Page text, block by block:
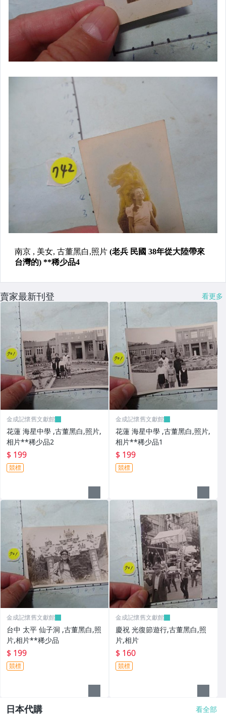
賣家最新刊登 看更多
金成記懷舊文獻館
花蓮 海星中學 ,古董黑白,照片,
相片**稀少品2
$ 199
競標
金成記懷舊文獻館
花蓮 海星中學 ,古董黑白,照片,
相片**稀少品1
$ 199
競標
金成記懷舊文獻館
台中 太平 仙子洞 ,古董黑白,照
片,相片**稀少品
$ 199
競標
金成記懷舊文獻館
慶祝 光復節遊行,古董黑白,照
片,相片
$ 160
競標
日本代購 看全部